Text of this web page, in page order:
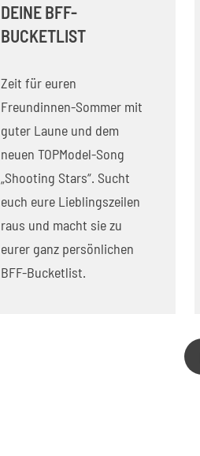
DEINE BFF-
BUCKETLIST
Zeit für euren
Freundinnen-Sommer mit
guter Laune und dem
neuen TOPModel-Song
„Shooting Stars“. Sucht
euch eure Lieblingszeilen
raus und macht sie zu
eurer ganz persönlichen
BFF-Bucketlist.